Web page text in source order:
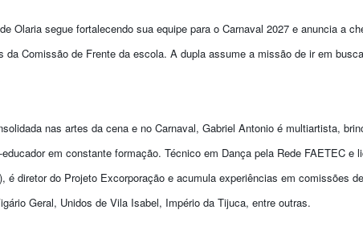
Olaria segue fortalecendo sua equipe para o Carnaval 2027 e anuncia a
da Comissão de Frente da escola. A dupla assume a missão de ir em
nas artes da cena e no Carnaval, Gabriel Antonio é multiartista,
em constante formação. Técnico em Dança pela Rede FAETEC e
é diretor do Projeto Excorporação e acumula experiências em comissões
Geral, Unidos de Vila Isabel, Império da Tijuca, entre outras.